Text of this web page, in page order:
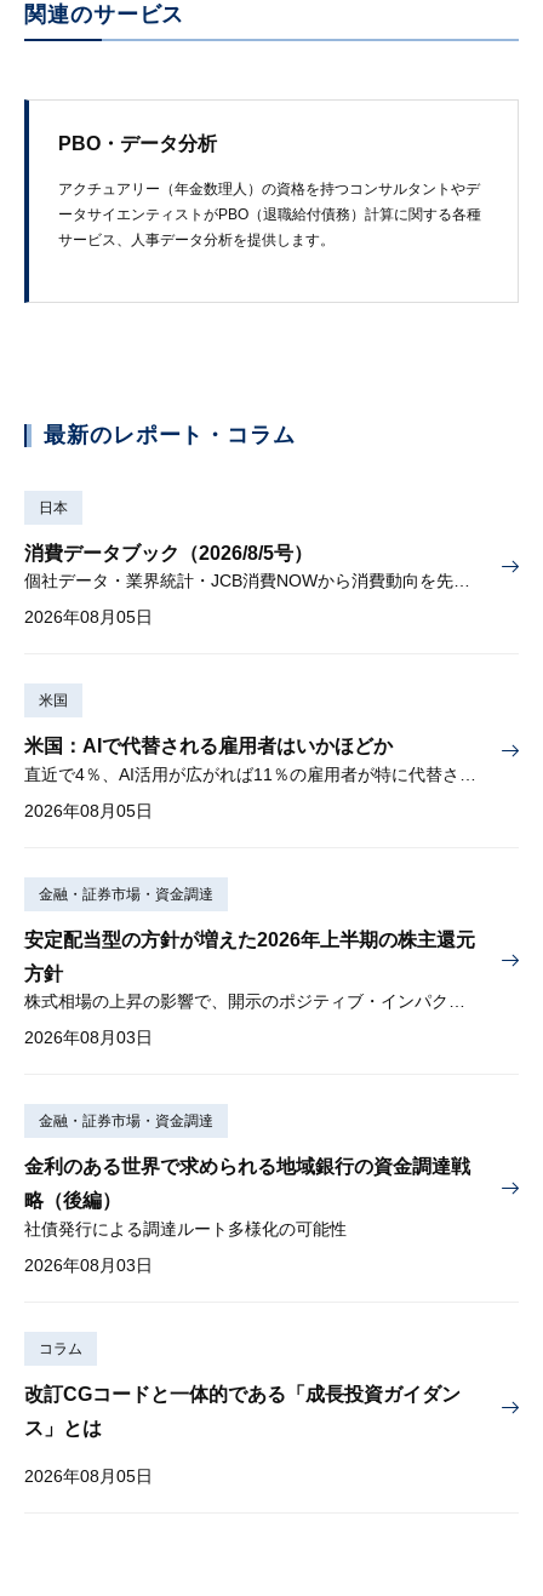
関連のサービス
PBO・データ分析
アクチュアリー​（年金数理人）の​資格を​持つコンサルタントや​デ
ータサイエンティストが​PBO​（退職給付債務）​計算に​関する​各種
サービス、​人事データ分析を​提供します。
最新のレポート・コラム
日本
消費データブック（2026/8/5号）
個社データ・業界統計・JCB消費NOWから消費動向を先取り
2026年08月05日
米国
米国：AIで代替される雇用者はいかほどか
2026年08月05日
金融・証券市場・資金調達
安定配当型の方針が増えた2026年上半期の株主還元
方針
株式相場の上昇の影響で、開示のポジティブ・インパクトは低下
2026年08月03日
金融・証券市場・資金調達
金利のある世界で求められる地域銀行の資金調達戦
略（後編）
社債発行による調達ルート多様化の可能性
2026年08月03日
コラム
改訂CGコードと一体的である「成長投資ガイダン
ス」とは
2026年08月05日